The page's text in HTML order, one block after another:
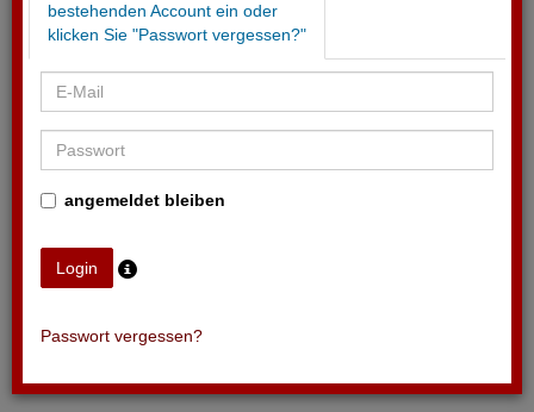
bestehenden Account ein oder
klicken Sie "Passwort vergessen?"
angemeldet bleiben
Passwort vergessen?